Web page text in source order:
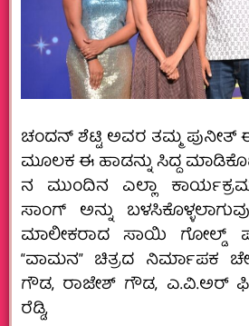
ಚಂದನ್ ಶೆಟ್ಟಿ ಅವರ ತಮ್ಮ ಪುನೀತ್
ಮೂಲಕ ಈ ಹಾಡನ್ನು ಸಿದ್ದ
ನ ಮುಂದಿನ ಎಲ್ಲಾ
ಸಾಂಗ್ ಅನ್ನು
ಮಾಲೀಕರಾದ ಸಾಯಿ ಗೋಲ್ಡ್
“ವಾಮನ” ಚಿತ್ರದ ನಿರ್ಮಾಪಕ
ಗೌಡ, ರಾಜೇಶ್ ಗೌಡ, ಎ.ವಿ.ಅರ್
ರೆಡ್ಡಿ,